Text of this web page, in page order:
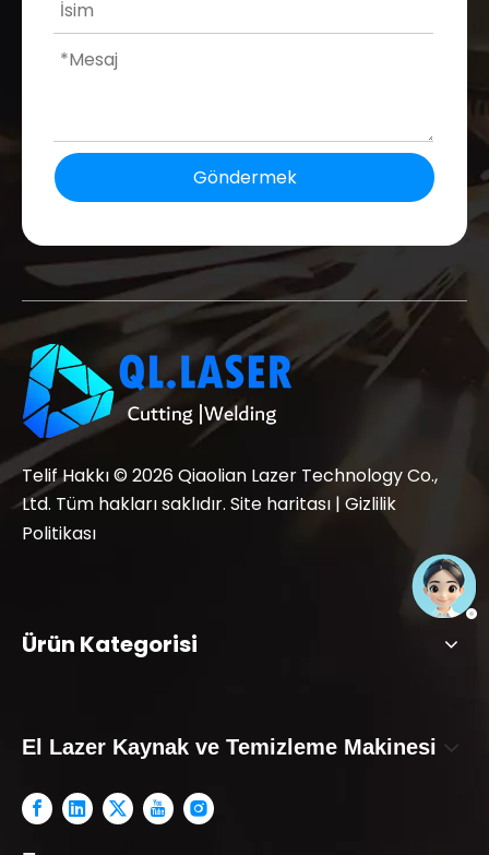
Göndermek
Telif Hakkı © 2026Qiaolian Lazer Technology Co.,
Ltd. Tüm hakları saklıdır. Site haritası | Gizlilik
Politikası
Ürün Kategorisi
El Lazer Kaynak ve Temizleme Makinesi